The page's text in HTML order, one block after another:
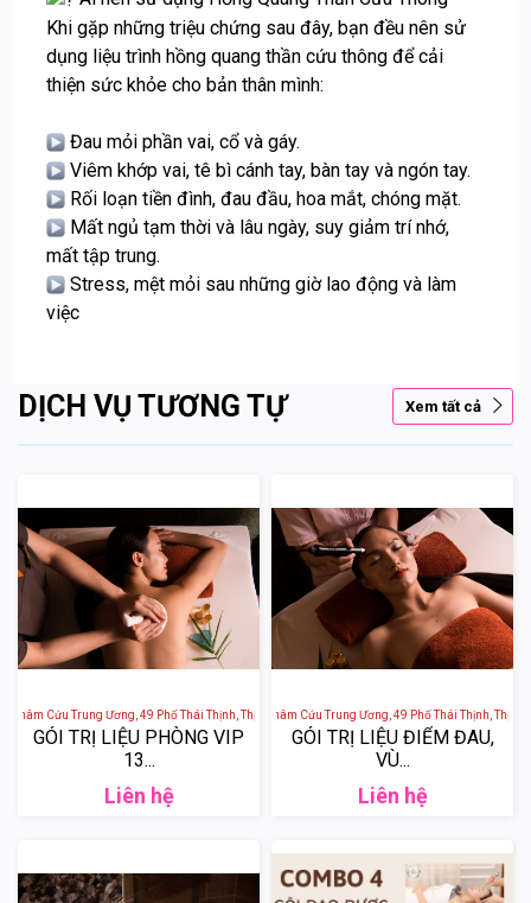
Khi gặp những triệu chứng sau đây, bạn đều nên sử
dụng liệu trình hồng quang thần cứu thông để cải
thiện sức khỏe cho bản thân mình:
Đau mỏi phần vai, cổ và gáy.
Viêm khớp vai, tê bì cánh tay, bàn tay và ngón tay.
Rối loạn tiền đình, đau đầu, hoa mắt, chóng mặt.
Mất ngủ tạm thời và lâu ngày, suy giảm trí nhớ,
mất tập trung.
Stress, mệt mỏi sau những giờ lao động và làm
việc
DỊCH VỤ TƯƠNG TỰ Xem tất cả
Châm Cứu Trung Ương, 49 Phố Thái Thịnh, Thịnh Quang, Đống Đa, Hà Nội, Việt Nam
GÓI TRỊ LIỆU PHÒNG VIP
13...
Liên hệ
Sen Tài Thu - Bệnh Viện Châm Cứu Trung Ương, 49 Phố Thái Thịnh, Thịnh
GÓI TRỊ LIỆU ĐIỂM ĐAU,
VÙ...
Liên hệ